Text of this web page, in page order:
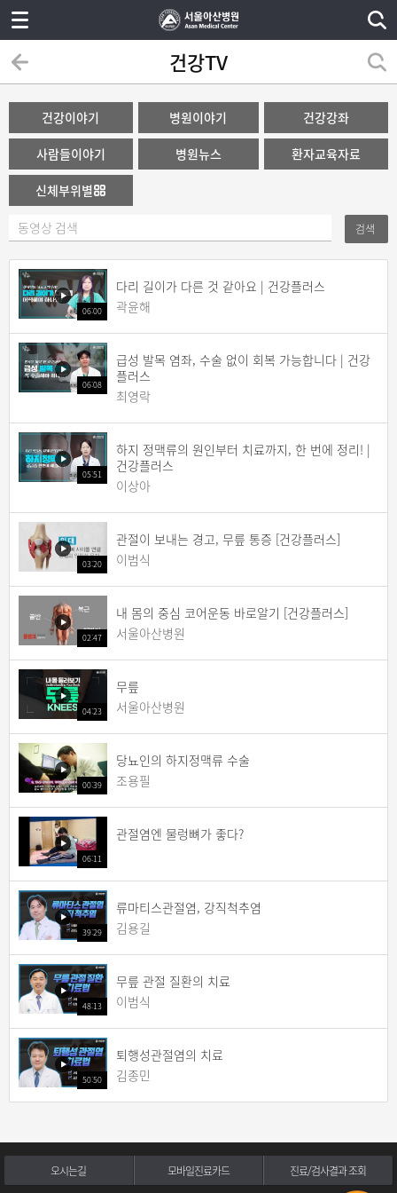
건강TV
건강이야기 병원이야기 건강강좌
사람들이야기 병원뉴스 환자교육자료
신체부위별
검색
06:00
다리 길이가 다른 것 같아요 | 건강플러스
곽윤해
06:08
급성 발목 염좌, 수술 없이 회복 가능합니다 | 건강
플러스
최영락
05:51
하지 정맥류의 원인부터 치료까지, 한 번에 정리! |
건강플러스
이상아
03:20
관절이 보내는 경고, 무릎 통증 [건강플러스]
이범식
02:47
내 몸의 중심 코어운동 바로알기 [건강플러스]
서울아산병원
04:23
무릎
서울아산병원
00:39
당뇨인의 하지정맥류 수술
조용필
06:11
관절염엔 물렁뼈가 좋다?
39:29
류마티스관절염, 강직척추염
김용길
48:13
무릎 관절 질환의 치료
이범식
50:50
퇴행성관절염의 치료
김종민
오시는길 모바일진료카드 진료/검사결과 조회